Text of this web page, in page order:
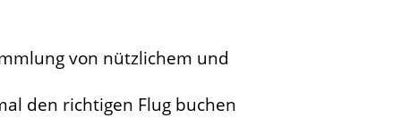
von nützlichem und
den richtigen Flug buchen